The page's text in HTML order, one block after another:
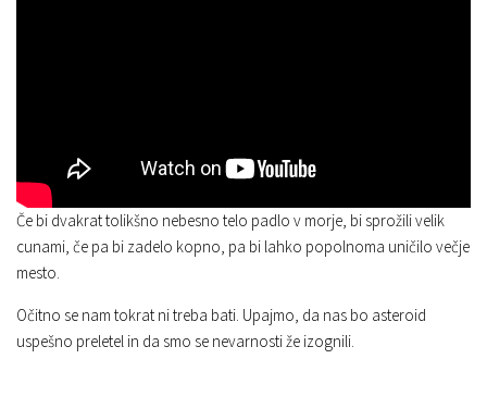
Če bi dvakrat tolikšno nebesno telo padlo v morje, bi sprožili velik
cunami, če pa bi zadelo kopno, pa bi lahko popolnoma uničilo večje
mesto.
Očitno se nam tokrat ni treba bati. Upajmo, da nas bo asteroid
uspešno preletel in da smo se nevarnosti že izognili.